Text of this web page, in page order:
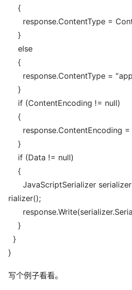
{
response.ContentType =
}
else
{
response.ContentType =
}
if (ContentEncoding != null)
{
response.ContentEncoding =
}
if (Data != null)
{
JavaScriptSerializer serializer
rializer();
}
}
}
写个例子看看。